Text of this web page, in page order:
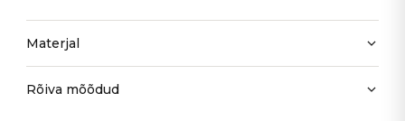
Materjal
Rõiva mõõdud